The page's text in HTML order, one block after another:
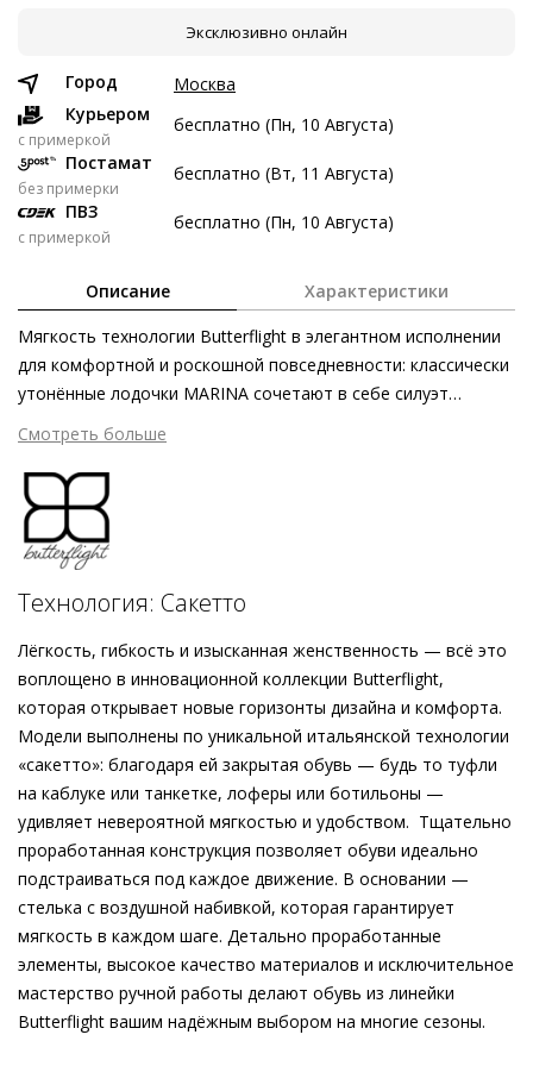
22 авг
5 сен
Без переплат
Долями
Разделите стоимость покупки
Заплатите сейчас только часть, а оставшееся будем
Затем по 3 597 ₽ раз в 2 недели
Подробнее о сервисе можно узнать на
Эксклюзивно онлайн
Город
Москва
Курьером
c примеркой
бесплатно (Пн, 10 Августа)
Постамат
без примерки
бесплатно (Вт, 11 Августа)
ПВЗ
с примеркой
бесплатно (Пн, 10 Августа)
Описание Характеристики
Мягкость технологии Butterflight в элегантном исполнении
для комфортной и роскошной повседневности: классически
утонённые лодочки MARINA сочетают в себе силуэт
балеток с изящной танкеткой. Пряжка в форме трензеля
подчёркивает женственность этого невероятно
комфортного изделия. Модель Högl из коллекции
Butterflight – это комбинация традиционного мастерства
ручной работы с современными технологиями. Искусная
техника «сакетто» позволяет создавать обувь, которая
мягко и гибко принимает форму стопы, обеспечивая
лёгкости при носке. Благодаря высококачественной
отделке долговечных материалов туфли будут радовать
вас далеко не один сезон, а потому имеют все шансы стать
вашей любимой парой обуви.
Смотреть больше
Технология: Сакетто
Лёгкость, гибкость и изысканная женственность — всё это
воплощено в инновационной коллекции Butterflight,
которая открывает новые горизонты дизайна и комфорта.
Модели выполнены по уникальной итальянской технологии
«сакетто»: благодаря ей закрытая обувь — будь то туфли
на каблуке или танкетке, лоферы или ботильоны —
удивляет невероятной мягкостью и удобством. Тщательно
проработанная конструкция позволяет обуви идеально
подстраиваться под каждое движение. В основании —
стелька с воздушной набивкой, которая гарантирует
мягкость в каждом шаге. Детально проработанные
элементы, высокое качество материалов и исключительное
мастерство ручной работы делают обувь из линейки
Butterflight вашим надёжным выбором на многие сезоны.